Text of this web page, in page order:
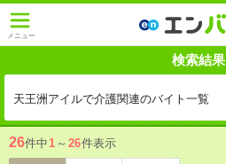
メニュー
検索結果
天王洲アイルで介護関連のバイト一覧
26件中1 ～ 26件表示